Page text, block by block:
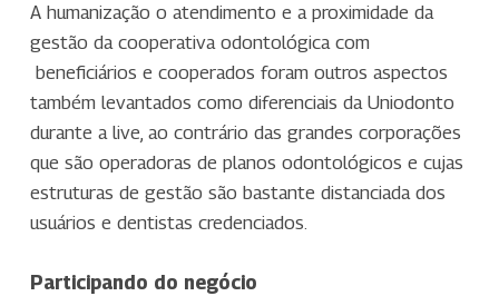
A humanização o atendimento e a proximidade da
gestão da cooperativa odontológica com
beneficiários e cooperados foram outros aspectos
também levantados como diferenciais da Uniodonto
durante a live, ao contrário das grandes corporações
que são operadoras de planos odontológicos e cujas
estruturas de gestão são bastante distanciada dos
usuários e dentistas credenciados.
Participando do negócio